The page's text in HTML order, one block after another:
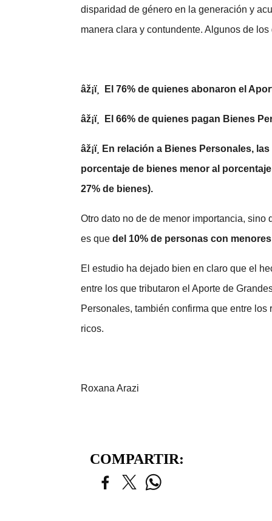
disparidad de género en la generación y
manera clara y contundente. Algunos de los
âž¡ï¸ El 76% de quienes abonaron el
âž¡ï¸ El 66% de quienes pagan Bienes
âž¡ï¸
En relación a Bienes Personales,
porcentaje de bienes menor al
27% de bienes).
Otro dato no de de menor importancia,
es que del 10% de personas con
El estudio ha dejado bien en claro que el
entre los que tributaron el Aporte de
Personales, también confirma que entre
ricos.
Roxana Arazi
COMPARTIR: